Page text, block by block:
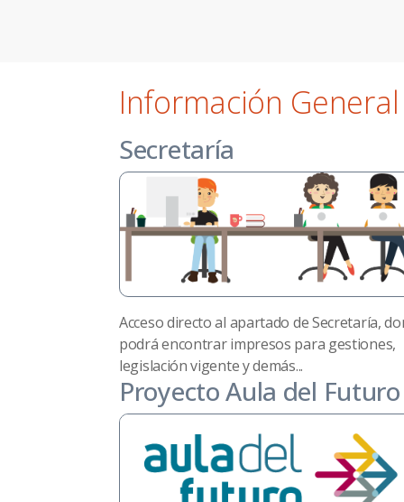
Información General
Secretaría
Acceso directo al apartado de Secretaría,
podrá encontrar impresos para gestiones,
legislación vigente y demás...
Proyecto Aula del Futuro